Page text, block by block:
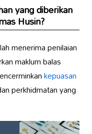
yang diberikan
Husin?
menerima penilaian
maklum balas
kepuasan
perkhidmatan yang